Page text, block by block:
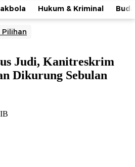
Hukum & Kriminal
Pilihan
Judi, Kanitreskrim
Dikurung Sebulan